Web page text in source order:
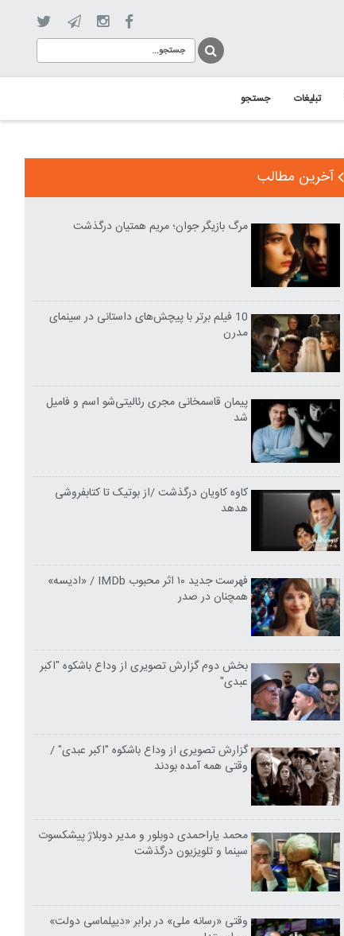
تبلیغات جستجو
آخرین مطالب
مرگ بازیگر جوان؛ مریم همتیان درگذشت
10 فیلم برتر با پیچش‌های داستانی در سینمای
مدرن
پیمان قاسمخانی مجری رئالیتی‌شو اسم و فامیل
شد
کاوه کاویان درگذشت /از بوتیک تا کتابفروشی
هدهد
فهرست جدید ۱۰ اثر محبوب IMDb / «ادیسه»
همچنان در صدر
بخش دوم گزارش تصویری از وداع باشکوه "اکبر
عبدی"
گزارش تصویری از وداع باشکوه "اکبر عبدی" /
وقتی همه آمده بودند
محمد یاراحمدی دوبلور و مدیر دوبلاژ پیشکسوت
سینما و تلویزیون درگذشت
وقتی «رسانه ملی» در برابر «دیپلماسی دولت»